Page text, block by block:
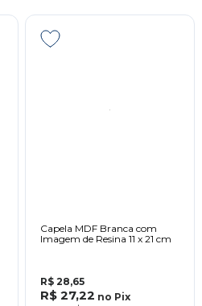
Capela MDF Branca com
Imagem de Resina 11 x 21 cm
R$ 28,65
R$ 27,22 no Pix